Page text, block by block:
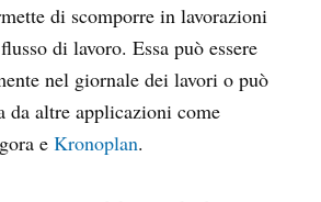
di scomporre in lavorazioni
di lavoro. Essa può essere
nel giornale dei lavori o può
da altre applicazioni come
e Kronoplan.